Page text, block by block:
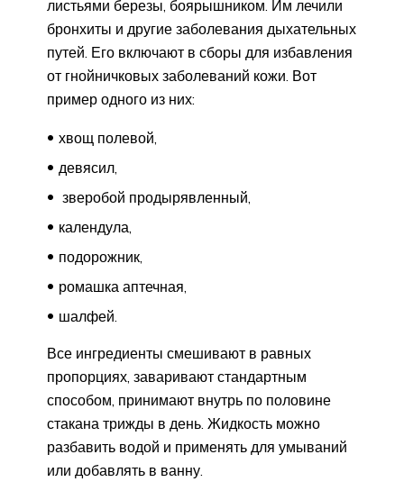
листьями березы, боярышником. Им лечили
бронхиты и другие заболевания дыхательных
путей. Его включают в сборы для избавления
от гнойничковых заболеваний кожи. Вот
пример одного из них:
хвощ полевой,
девясил,
зверобой продырявленный,
календула,
подорожник,
ромашка аптечная,
шалфей.
Все ингредиенты смешивают в равных
пропорциях, заваривают стандартным
способом, принимают внутрь по половине
стакана трижды в день. Жидкость можно
разбавить водой и применять для умываний
или добавлять в ванну.